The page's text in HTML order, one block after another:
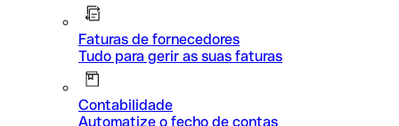
Faturas de fornecedores
Tudo para gerir as suas faturas
Contabilidade
Automatize o fecho de contas